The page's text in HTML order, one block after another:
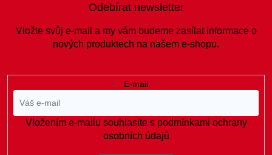
Odebírat newsletter
Vložte svůj e-mail a my vám budeme zasílat informace o
nových produktech na našem e-shopu.
E-mail
Vložením e-mailu souhlasíte s podmínkami ochrany
osobních údajů